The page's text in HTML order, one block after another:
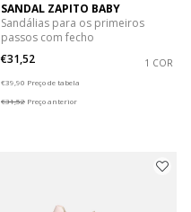
SANDAL ZAPITO BABY
Sandálias para os primeiros
passos com fecho
€31,52
1 COR
€39,90 Preço de tabela
€31,52 Preço anterior